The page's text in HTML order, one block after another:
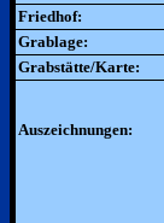
Friedhof:
Grablage:
Grabstätte/Karte:
Auszeichnungen: